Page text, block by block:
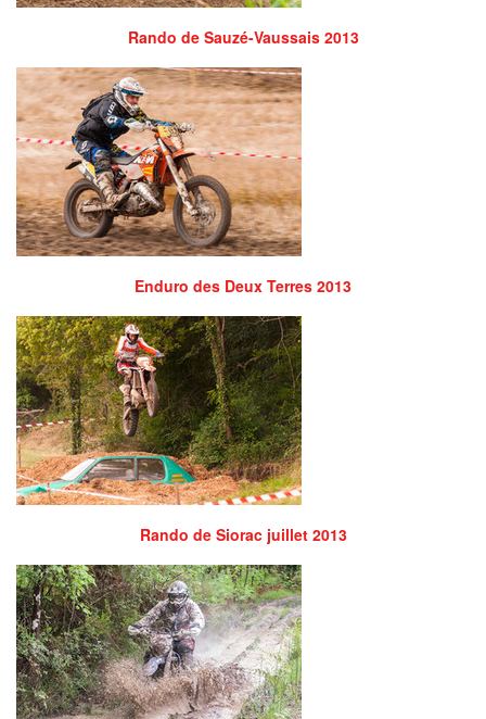
Rando de Sauzé-Vaussais 2013
Enduro des Deux Terres 2013
Rando de Siorac juillet 2013